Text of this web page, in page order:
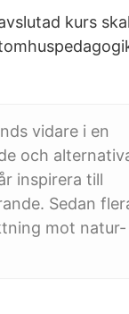
kurs
vidare i en
och
inspirera till
Sedan
mot natur-